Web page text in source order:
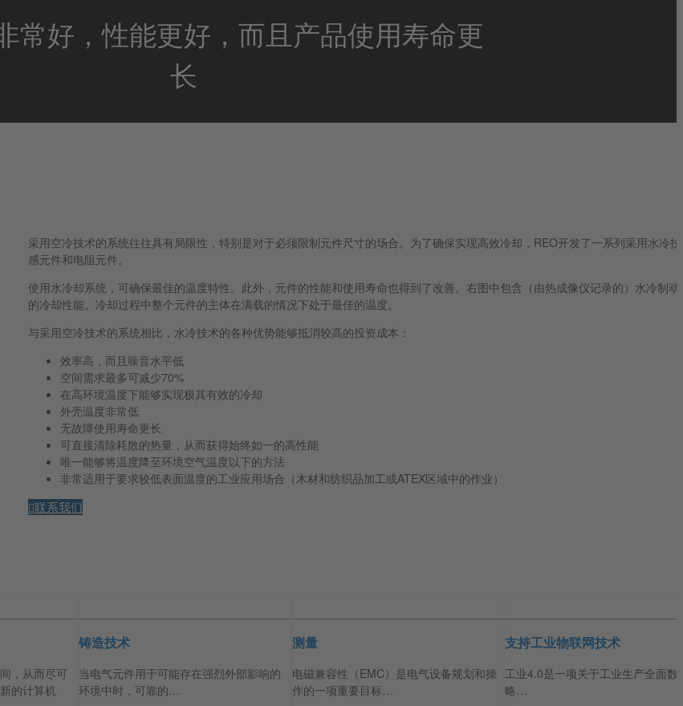
常好，性能更好，而且产品使用寿命更
长
采用空冷技术的系统往往具有局限性，特别是对于必须限制元件尺寸的场合。为了确保实现高效冷却，REO开发了一系列采用水冷
感元件和电阻元件。
使用水冷却系统，可确保最佳的温度特性。此外，元件的性能和使用寿命也得到了改善。右图中包含（由热成像仪记录的）水冷制
的冷却性能。冷却过程中整个元件的主体在满载的情况下处于最佳的温度。
与采用空冷技术的系统相比，水冷技术的各种优势能够抵消较高的投资成本：
效率高，而且噪音水平低
空间需求最多可减少70%
在高环境温度下能够实现极其有效的冷却
外壳温度非常低
无故障使用寿命更长
可直接清除耗散的热量，从而获得始终如一的高性能
唯一能够将温度降至环境空气温度以下的方法
非常适用于要求较低表面温度的工业应用场合（木材和纺织品加工或ATEX区域中的作业）
联系我们
，从而尽可
的计算机
铸造技术
当电气元件用于可能存在强烈外部影响的
环境中时，可靠的…
测量
电磁兼容性（EMC）是电气设备规划和操
作的一项重要目标…
支持工业物联网技术
工业4.0是一项关于工业生产全面数
略…